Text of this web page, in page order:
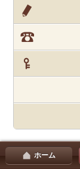
ホーム